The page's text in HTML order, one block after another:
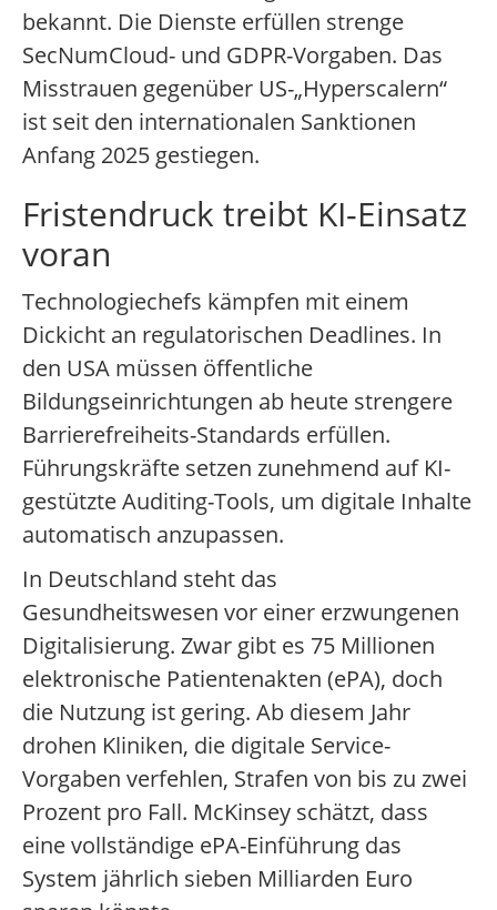
bekannt. Die Dienste erfüllen strenge
SecNumCloud- und GDPR-Vorgaben. Das
Misstrauen gegenüber US-„Hyperscalern“
ist seit den internationalen Sanktionen
Anfang 2025 gestiegen.
Fristendruck treibt KI-Einsatz
voran
Technologiechefs kämpfen mit einem
Dickicht an regulatorischen Deadlines. In
den USA müssen öffentliche
Bildungseinrichtungen ab heute strengere
Barrierefreiheits-Standards erfüllen.
Führungskräfte setzen zunehmend auf KI-
gestützte Auditing-Tools, um digitale Inhalte
automatisch anzupassen.
In Deutschland steht das
Gesundheitswesen vor einer erzwungenen
Digitalisierung. Zwar gibt es 75 Millionen
elektronische Patientenakten (ePA), doch
die Nutzung ist gering. Ab diesem Jahr
drohen Kliniken, die digitale Service-
Vorgaben verfehlen, Strafen von bis zu zwei
Prozent pro Fall. McKinsey schätzt, dass
eine vollständige ePA-Einführung das
System jährlich sieben Milliarden Euro